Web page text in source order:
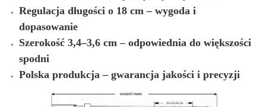
Regulacja długości o 18 cm – wygoda i
dopasowanie
Szerokość 3,4–3,6 cm – odpowiednia do większości
spodni
Polska produkcja – gwarancja jakości i precyzji